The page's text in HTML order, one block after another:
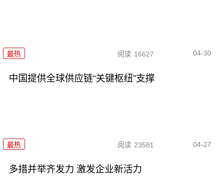
最热 阅读 16627 04-30
中国提供全球供应链“关键枢纽”支撑
最热 阅读 23581 04-27
多措并举齐发力 激发企业新活力